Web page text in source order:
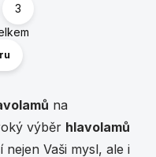
3
na
výběr hlavolamů
Vaši mysl, ale i